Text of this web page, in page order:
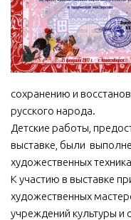
МБУ Дом культуры
МБОУ ДО «Детская
МБОУ ДО «Детская
МБУК «Искитимский
музей»
МБУ Парк культуры
ДК «Россия»
Афиша
сохранению и
русского народа.
Детские работы,
выставке, были
художественных
К участию в выставке
художественных
учреждений культуры и